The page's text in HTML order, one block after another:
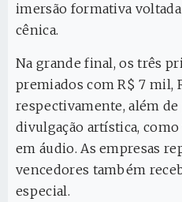
imersão formativa voltada
cênica.
Na grande final, os três
premiados com R$ 7 mil,
respectivamente, além
divulgação artística,
em áudio. As empresas
vencedores também
especial.